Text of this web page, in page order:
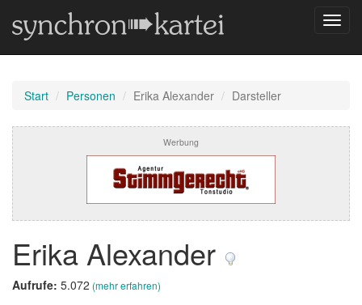
Start Personen Erika Alexander Darsteller
Werbung
Erika Alexander
Aufrufe: 5.072 (mehr erfahren)